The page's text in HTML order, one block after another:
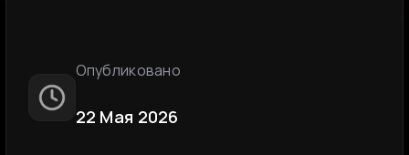
Опубликовано
22 Мая 2026